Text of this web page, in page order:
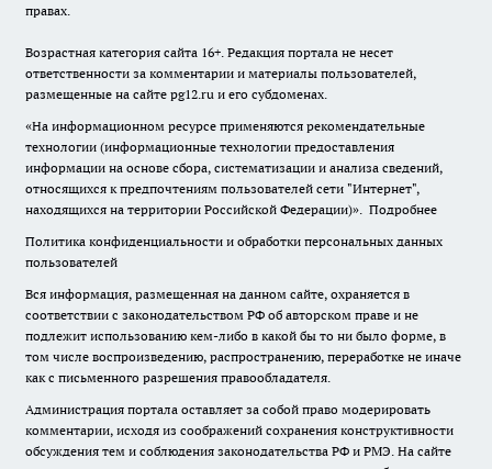
правах.
Возрастная категория сайта 16+. Редакция портала не несет
ответственности за комментарии и материалы пользователей,
размещенные на сайте pg12.ru и его субдоменах.
«На информационном ресурсе применяются рекомендательные
технологии (информационные технологии предоставления
информации на основе сбора, систематизации и анализа сведений,
относящихся к предпочтениям пользователей сети "Интернет",
находящихся на территории Российской Федерации)». Подробнее
Политика конфиденциальности и обработки персональных данных
пользователей
Вся информация, размещенная на данном сайте, охраняется в
соответствии с законодательством РФ об авторском праве и не
подлежит использованию кем-либо в какой бы то ни было форме, в
том числе воспроизведению, распространению, переработке не иначе
как с письменного разрешения правообладателя.
Администрация портала оставляет за собой право модерировать
комментарии, исходя из соображений сохранения конструктивности
обсуждения тем и соблюдения законодательства РФ и РМЭ. На сайте